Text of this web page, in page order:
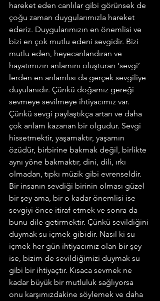
hareket eden canlılar gibi görünsek de
çoğu zaman duygularımızla hareket
ederiz. Duygularımızın en önemlisi ve
bizi en çok mutlu edeni sevgidir. Bizi
mutlu eden, heyecanlandıran ve
hayatımızın anlamını oluşturan ‘sevgi’
lerden en anlamlısı da gerçek sevgiliye
duyulanıdır. Çünkü doğamız gereği
sevmeye sevilmeye ihtiyacımız var.
Çünkü sevgi paylaştıkça artan ve daha
çok anlam kazanan bir olgudur. Sevgi
hissetmektir, yaşamaktır, yaşamın
özüdür, birbirine bakmak değil, birlikte
aynı yöne bakmaktır, dini, dili, ırkı
olmadan, tıpkı müzik gibi evrenseldir.
Bir insanın sevdiği birinin olması güzel
bir şey ama, bir o kadar önemlisi ise
sevgiyi önce itiraf etmek ve sonra da
bunu dile getirmektir. Çünkü sevildiğini
duymak su içmek gibidir. Nasıl ki su
içmek her gün ihtiyacımız olan bir şey
ise, bizim de sevildiğimizi duymak su
gibi bir ihtiyaçtır. Kısaca sevmek ne
kadar büyük bir mutluluk sağlıyorsa
onu karşımızdakine söylemek ve daha